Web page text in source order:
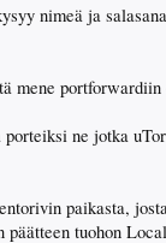
nimeä ja
mene
ne jotka
paikasta,
tuohon